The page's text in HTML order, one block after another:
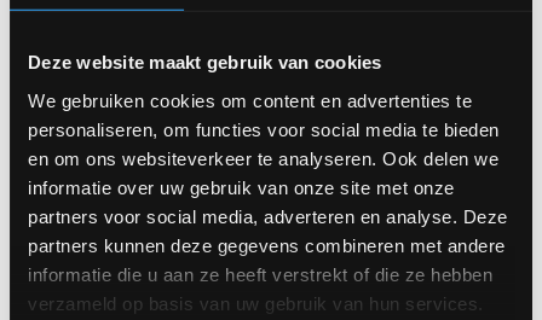
Deze website maakt gebruik van cookies
We gebruiken cookies om content en advertenties te
personaliseren, om functies voor social media te bieden
en om ons websiteverkeer te analyseren. Ook delen we
informatie over uw gebruik van onze site met onze
partners voor social media, adverteren en analyse. Deze
partners kunnen deze gegevens combineren met andere
informatie die u aan ze heeft verstrekt of die ze hebben
verzameld op basis van uw gebruik van hun services.
immer das stimmungsvolle Herzstück des Raumes sein.
Sind Sie neugierig auf die vielen Möglichkeiten? Sehen Sie
Größen, Plattenformen, Farben und Gestelle. Besuchen Sie
unseren Showroom in Venlo und konfigurieren Sie Ihren
perfekten Esstisch nach Ihren Wünschen.
160 x 110 cm
180 x 110 cm
200 x 110 cm
220 x 120 cm